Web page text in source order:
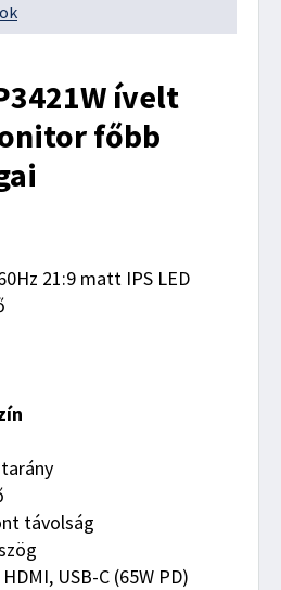
ívelt
főbb
21:9 matt IPS LED
távolság
USB-C (65W PD)